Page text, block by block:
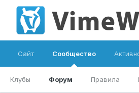
Сайт Сообщество
Клубы Форум Правила